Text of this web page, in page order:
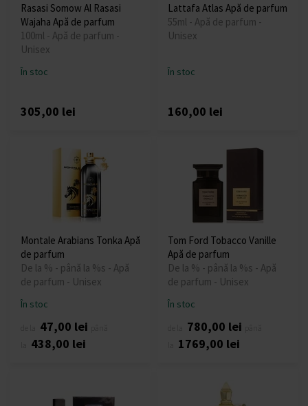
Rasasi Somow Al Rasasi
Wajaha Apă de parfum
100ml - Apă de parfum -
Unisex
În stoc
305,00 lei
Lattafa Atlas Apă de parfum
55ml - Apă de parfum -
Unisex
În stoc
160,00 lei
Montale Arabians Tonka Apă
de parfum
De la % - până la %s - Apă
de parfum - Unisex
În stoc
47,00 lei
438,00 lei
Tom Ford Tobacco Vanille
Apă de parfum
De la % - până la %s - Apă
de parfum - Unisex
În stoc
780,00 lei
1769,00 lei